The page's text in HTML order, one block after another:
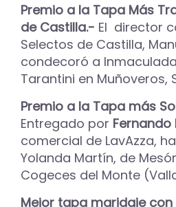
Premio a la Tapa Más
de Castilla.- El director
Selectos de Castilla,
condecoró a
Tarantini en Muñoveros,
Premio a la Tapa más
Entregado por Fernando
comercial de LavAzza,
Yolanda Martín, de
Cogeces del Monte
Mejor tapa maridaje con